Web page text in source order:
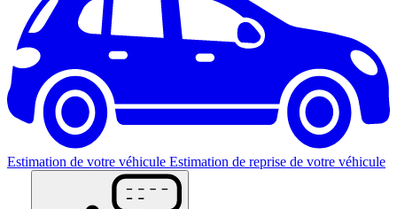
Estimation de votre véhicule Estimation de reprise de votre véhicule